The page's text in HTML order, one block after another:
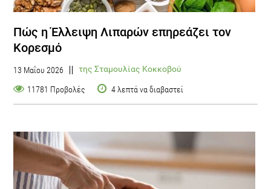
Πώς η Έλλειψη Λιπαρών επηρεάζει τον
Κορεσμό
13 Μαΐου 2026 της Σταμουλίας Κοκκοβού
11781 Προβολές 4 λεπτά να διαβαστεί